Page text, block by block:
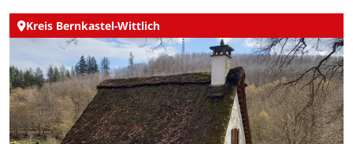
Kreis Bernkastel-Wittlich